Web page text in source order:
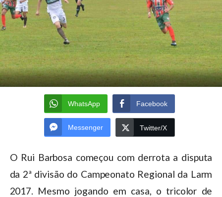
WhatsApp Facebook
Messenger Twitter/X
O Rui Barbosa começou com derrota a disputa
da 2ª divisão do Campeonato Regional da Larm
2017. Mesmo jogando em casa, o tricolor de